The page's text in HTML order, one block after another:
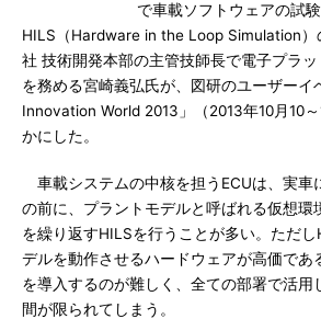
で車載ソフトウェアの試
HILS（Hardware in the Loop Simulation）
社 技術開発本部の主管技師長で電子プラ
を務める宮崎義弘氏が、図研のユーザーイ
Innovation World 2013」（2013年10月10
かにした。
車載システムの中核を担うECUは、実車
の前に、プラントモデルと呼ばれる仮想環
を繰り返すHILSを行うことが多い。ただ
デルを動作させるハードウェアが高価であ
を導入するのが難しく、全ての部署で活用
間が限られてしまう。